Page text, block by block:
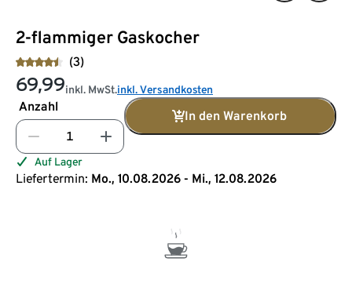
2-flammiger Gaskocher
(3)
69,99inkl. MwSt.inkl. Versandkosten
Anzahl
In den Warenkorb
Auf Lager
Liefertermin: Mo., 10.08.2026 - Mi., 12.08.2026